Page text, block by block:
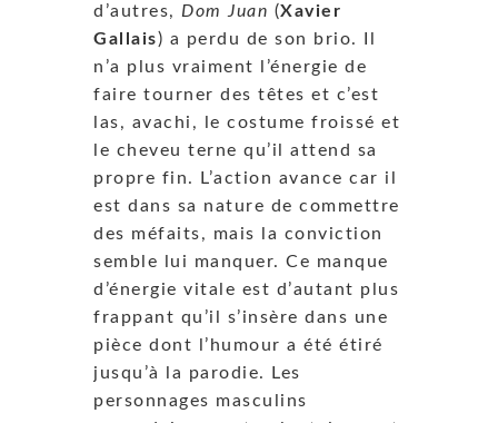
d’autres, Dom Juan (Xavier
Gallais) a perdu de son brio. Il
n’a plus vraiment l’énergie de
faire tourner des têtes et c’est
las, avachi, le costume froissé et
le cheveu terne qu’il attend sa
propre fin. L’action avance car il
est dans sa nature de commettre
des méfaits, mais la conviction
semble lui manquer. Ce manque
d’énergie vitale est d’autant plus
frappant qu’il s’insère dans une
pièce dont l’humour a été étiré
jusqu’à la parodie. Les
personnages masculins